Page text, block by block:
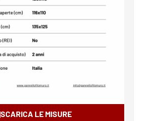
SCARICA LE MISURE